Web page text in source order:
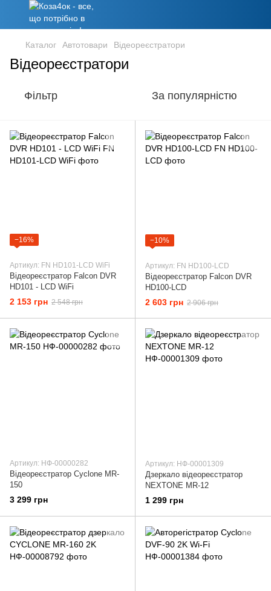
Каталог Автотовари Відеореєстратори
Відеореєстратори
Фільтр За популярністю
−16%
Артикул: FN HD101-LCD WiFi
Відеореєстратор Falcon DVR
HD101 - LCD WiFi
2 153 грн 2 548 грн
−10%
Артикул: FN HD100-LCD
Відеореєстратор Falcon DVR
HD100-LCD
2 603 грн 2 906 грн
Артикул: НФ-00000282
Відеореєстратор Cyclone MR-
150
3 299 грн
Артикул: НФ-00001309
Дзеркало відеореєстратор
NEXTONE MR-12
1 299 грн